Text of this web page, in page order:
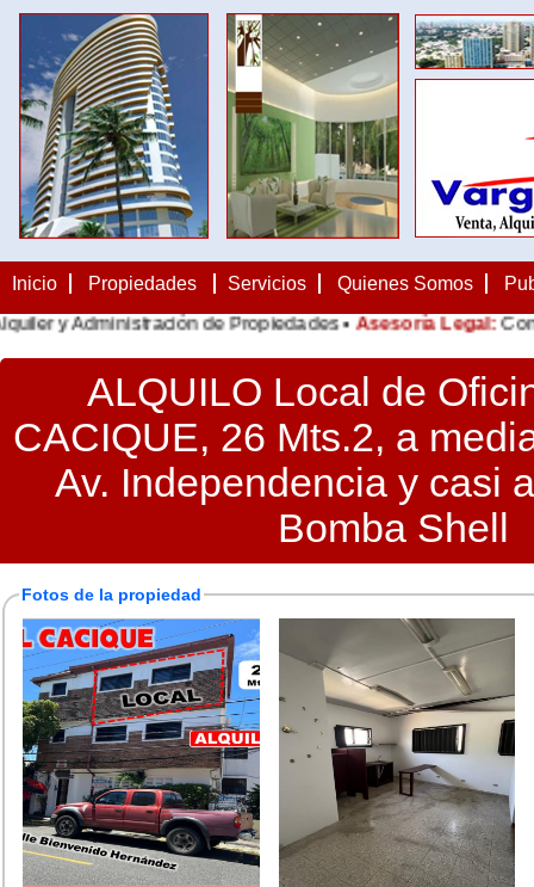
Inicio Propiedades Servicios Quienes Somos
y Administración de Propiedades •Asesoría Legal:
ALQUILO Local de
CACIQUE, 26 Mts.2, a
Av. Independencia y casi
Bomba Shell
Fotos de la propiedad